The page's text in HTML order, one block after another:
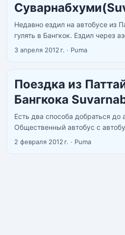
Недавно ездил на автобусе из
гулять в Бангкок. Ездил через
нем карту Бангкока и
3 апреля 2012 г. · Puma
Поездка из
Бангкока
Есть два способа добраться до
Общественный автобус с
первом случае вы ограничены
2 февраля 2012 г. · Puma